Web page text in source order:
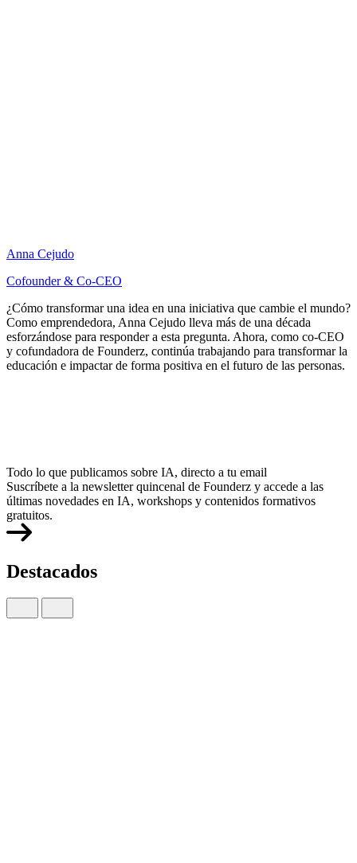
Anna Cejudo
Cofounder & Co-CEO
¿Cómo transformar una idea en una iniciativa que cambie el mundo?
Como emprendedora, Anna Cejudo lleva más de una década
esforzándose para responder a esta pregunta. Ahora, como co-CEO
y cofundadora de Founderz, continúa trabajando para transformar la
educación e impactar de forma positiva en el futuro de las personas.
Todo lo que publicamos sobre IA, directo a tu email
Suscríbete a la newsletter quincenal de Founderz y accede a las
últimas novedades en IA, workshops y contenidos formativos
gratuitos.
Destacados